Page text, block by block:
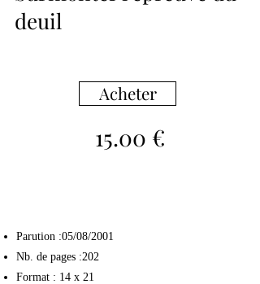
deuil
Acheter
15.00 €
Parution :05/08/2001
Nb. de pages :202
Format : 14 x 21